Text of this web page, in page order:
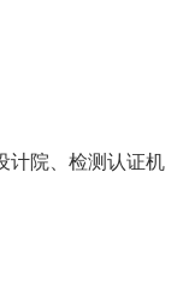
计院、检测认证机